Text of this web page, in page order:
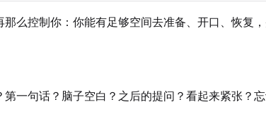
么控制你：你能有足够空间去准备、开口、恢复
一句话？脑子空白？之后的提问？看起来紧张？